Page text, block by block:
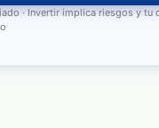
· Invertir implica riesgos y tu